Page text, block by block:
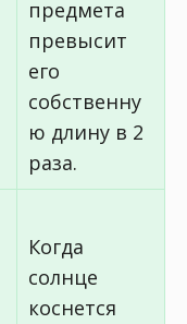
предмета
превысит
его
собственну
ю длину в 2
раза.
Когда
солнце
коснется